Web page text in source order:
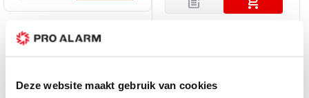
Deze website maakt gebruik van cookies